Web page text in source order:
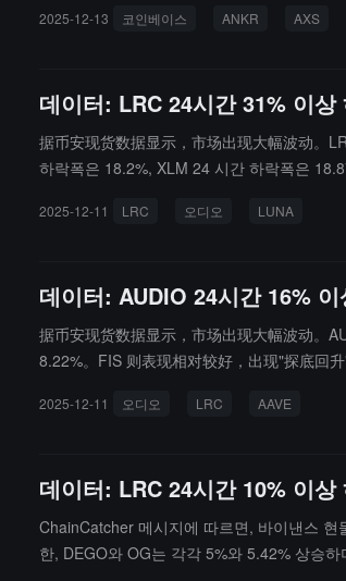
2025-12-13 코인베이스 ANKR AXS
데이터: LRC 24시간 31% 이
据币安现货数据显示，市场出现大幅波动。
하락폭은 18.2%, XLM 24 시간 하락폭은
2025-12-11 LRC 오디오 LUNA
데이터: AUDIO 24시간 16%
据币安现货数据显示，市场出现大幅波动。
8.22%。FIS 则表现相对较好，出现"探底回升
2025-12-11 오디오 LRC AAVE
데이터: LRC 24시간 10% 이
ChainCatcher 메시지에 따르면, 바이낸스
한, DEGO와 OG는 각각 5%와 5.42% 상승